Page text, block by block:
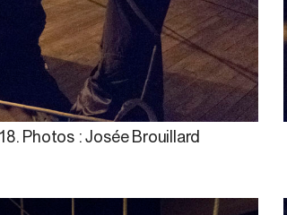
Photos : Josée Brouillard